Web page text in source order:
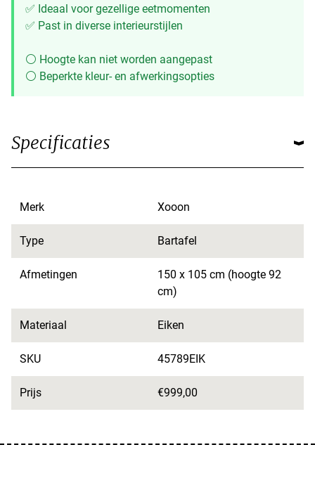
✅ Ideaal voor gezellige eetmomenten
✅ Past in diverse interieurstijlen
⚪ Hoogte kan niet worden aangepast
⚪ Beperkte kleur- en afwerkingsopties
Specificaties
Merk Xooon
Type Bartafel
Afmetingen
150 x 105 cm (hoogte 92
cm)
Materiaal Eiken
SKU 45789EIK
Prijs €999,00